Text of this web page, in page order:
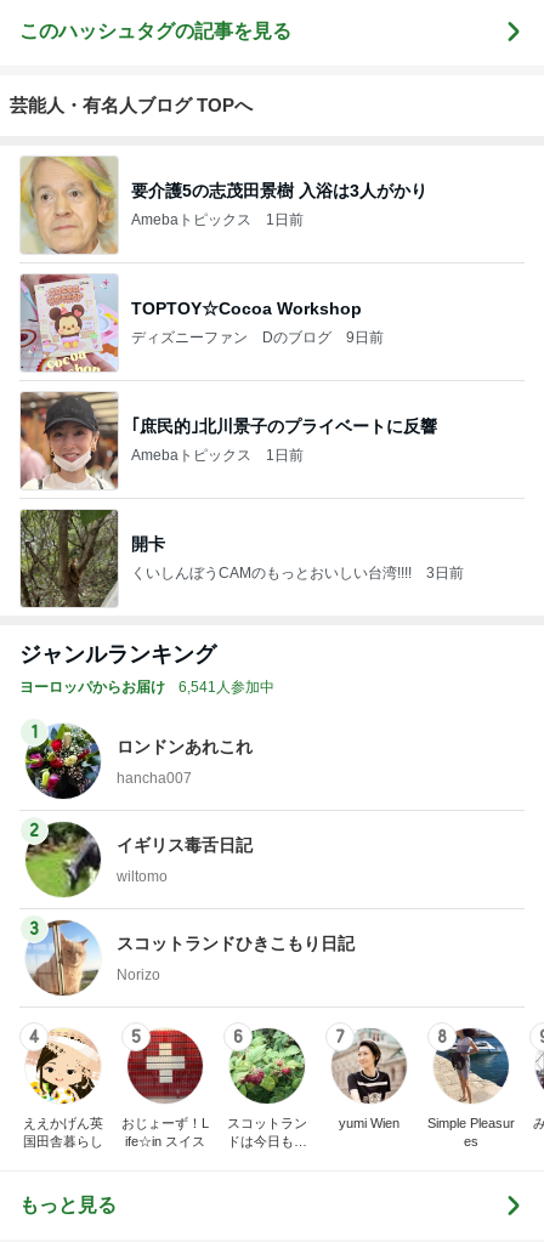
このハッシュタグの記事を見る
芸能人・有名人ブログ TOPへ
要介護5の志茂田景樹 入浴は3人がかり
Amebaトピックス 1日前
TOPTOY☆Cocoa Workshop
ディズニーファン Dのブログ 9日前
｢庶民的｣北川景子のプライベートに反響
Amebaトピックス 1日前
開卡
くいしんぼうCAMのもっとおいしい台湾!!!! 3日前
ジャンルランキング
ヨーロッパからお届け 6,541人参加中
1
ロンドンあれこれ
hancha007
2
イギリス毒舌日記
wiltomo
3
スコットランドひきこもり日記
Norizo
4
ええかげん英
国田舎暮らし
5
おじょーず！L
ife☆in スイス
6
スコットラン
ドは今日も曇
7
yumi Wien
8
Simple Pleasur
es
もっと見る